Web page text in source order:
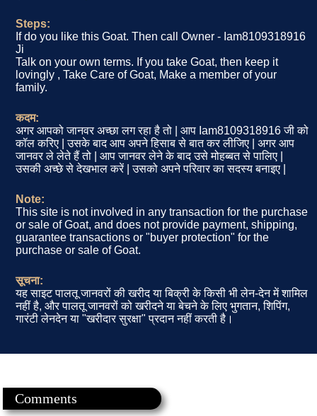
Steps:
If do you like this Goat. Then call Owner - Iam8109318916
Ji
Talk on your own terms. If you take Goat, then keep it
lovingly , Take Care of Goat, Make a member of your
family.
कदम:
अगर आपको जानवर अच्छा लग रहा है तो | आप Iam8109318916 जी को
कॉल करिए | उसके बाद आप अपने हिसाब से बात कर लीजिए | अगर आप
जानवर ले लेते हैं तो | आप जानवर लेने के बाद उसे मोहब्बत से पालिए |
उसकी अच्छे से देखभाल करें | उसको अपने परिवार का सदस्य बनाइए |
Note:
This site is not involved in any transaction for the purchase
or sale of Goat, and does not provide payment, shipping,
guarantee transactions or "buyer protection" for the
purchase or sale of Goat.
सूचना:
यह साइट पालतू जानवरों की खरीद या बिक्री के किसी भी लेन-देन में शामिल
नहीं है, और पालतू जानवरों को खरीदने या बेचने के लिए भुगतान, शिपिंग,
गारंटी लेनदेन या "खरीदार सुरक्षा" प्रदान नहीं करती है।
Comments